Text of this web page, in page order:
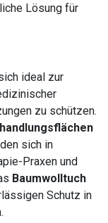
Lösung für
ideal zur
zu schützen.
sich in
Praxen und
Baumwolltuch
Schutz in